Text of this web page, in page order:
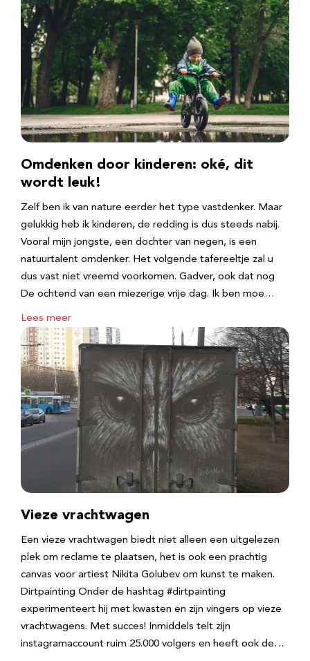
Omdenken door kinderen: oké, dit
wordt leuk!
Zelf ben ik van nature eerder het type vastdenker. Maar
gelukkig heb ik kinderen, de redding is dus steeds nabij.
Vooral mijn jongste, een dochter van negen, is een
natuurtalent omdenker. Het volgende tafereeltje zal u
dus vast niet vreemd voorkomen. Gadver, ook dat nog
De ochtend van een miezerige vrije dag. Ik ben moe…
Lees meer
Vieze vrachtwagen
Een vieze vrachtwagen biedt niet alleen een uitgelezen
plek om reclame te plaatsen, het is ook een prachtig
canvas voor artiest Nikita Golubev om kunst te maken.
Dirtpainting Onder de hashtag #dirtpainting
experimenteert hij met kwasten en zijn vingers op vieze
vrachtwagens. Met succes! Inmiddels telt zijn
instagramaccount ruim 25.000 volgers en heeft ook de…